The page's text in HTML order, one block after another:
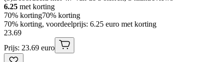
6.25 met korting
70% korting70% korting
70% korting, voordeelprijs: 6.25 euro met korting
23.69
Prijs: 23.69 euro